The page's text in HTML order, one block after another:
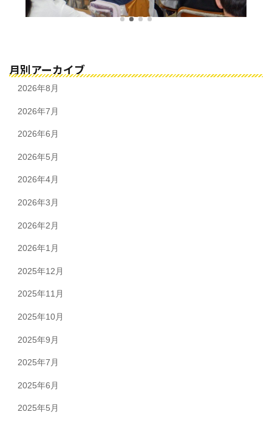
月別アーカイブ
2026年8月
2026年7月
2026年6月
2026年5月
2026年4月
2026年3月
2026年2月
2026年1月
2025年12月
2025年11月
2025年10月
2025年9月
2025年7月
2025年6月
2025年5月